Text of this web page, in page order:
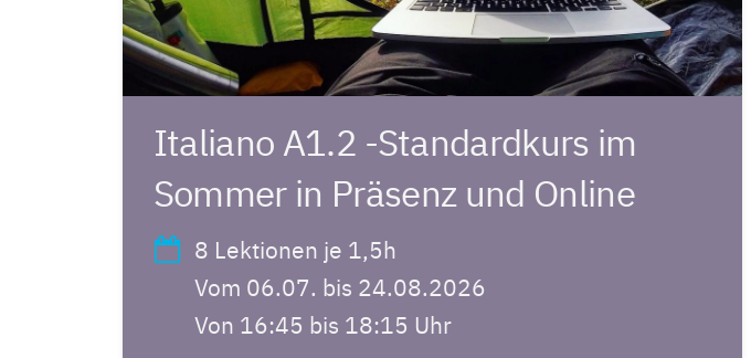
Italiano A1.2 -Standardkurs im
Sommer in Präsenz und Online
8 Lektionen je 1,5h
Vom 06.07. bis 24.08.2026
Von 16:45 bis 18:15 Uhr